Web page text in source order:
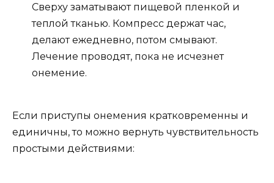
Сверху заматывают пищевой пленкой и
теплой тканью. Компресс держат час,
делают ежедневно, потом смывают.
Лечение проводят, пока не исчезнет
онемение.
Если приступы онемения кратковременны и
единичны, то можно вернуть чувствительность
простыми действиями: